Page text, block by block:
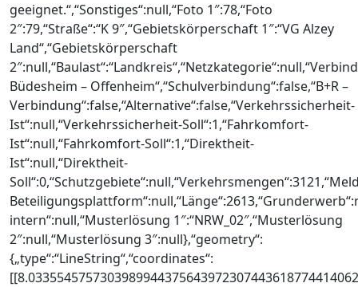
geeignet.“,“Sonstiges“:null,“Foto 1″:78,“Foto
2″:79,“Straße“:“K 9″,“Gebietskörperschaft 1″:“VG Alzey
Land“,“Gebietskörperschaft
Büdesheim – Offenheim“,“Schulverbindung“:false,“B+R –
Verbindung“:false,“Alternative“:false,“Verkehrssicherheit-
Ist“:null,“Verkehrssicherheit-Soll“:1,“Fahrkomfort-
Ist“:null,“Fahrkomfort-Soll“:1,“Direktheit-
Ist“:null,“Direktheit-
intern“:null,“Musterlösung 1″:“NRW_02″,“Musterlösung
2″:null,“Musterlösung 3″:null},“geometry“:
{„type“:“LineString“,“coordinates“: